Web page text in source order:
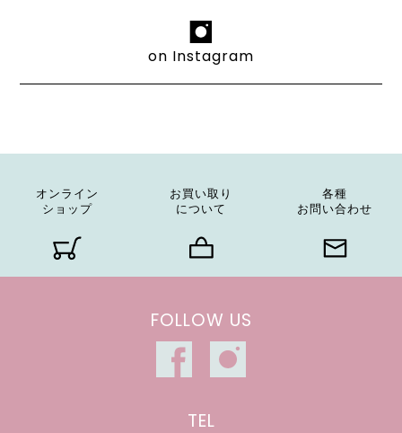
on Instagram
オンライン
ショップ
お買い取り
について
各種
お問い合わせ
FOLLOW US
TEL